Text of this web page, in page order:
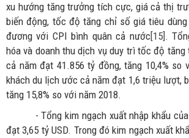
xu hướng tăng trưởng tích cực, giá cả thị
biến động, tốc độ tăng chỉ số giá tiêu
đương với CPI bình quân cả nước[15].
hóa và doanh thu dịch vụ duy trì tốc độ
cả năm đạt 41.856 tỷ đồng, tăng 10,4% so
khách du lịch ước cả năm đạt 1,6 triệu lượt,
tăng 15,8% so với năm 2018.
- Tổng kim ngạch xuất nhập khẩu của
đạt 3,65 tỷ USD. Trong đó kim ngạch xuất